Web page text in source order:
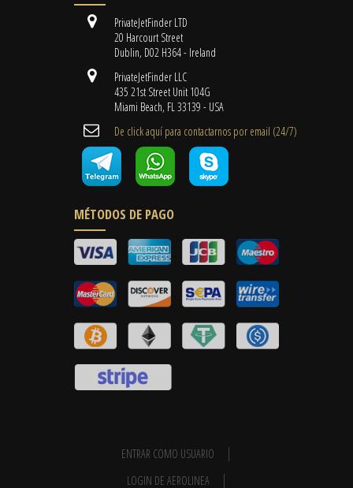
PrivateJetFinder LTD
20 Harcourt Street
Dublin, D02 H364 - Ireland
PrivateJetFinder LLC
435 21st Street Unit 104G
Miami Beach, FL 33139 - USA
De click aquí para contactarnos por email ​(24/7)
MÉTODOS DE PAGO
ENTRAR COMO USUARIO
LOGIN DE AEROLINEA